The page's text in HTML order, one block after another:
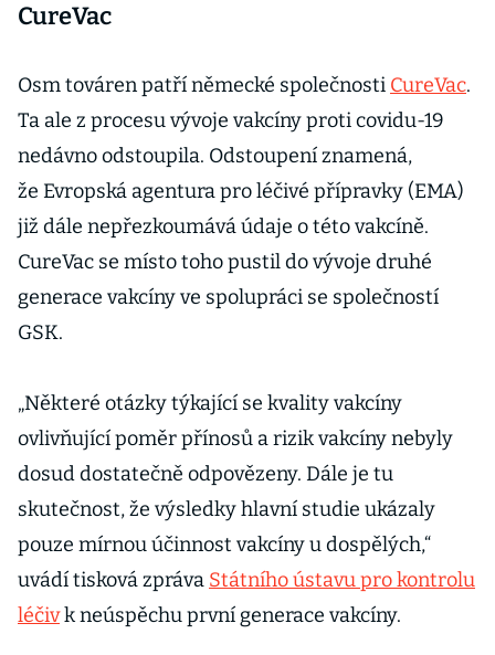
CureVac
Osm továren patří německé společnosti CureVac.
Ta ale z procesu vývoje vakcíny proti covidu-19
nedávno odstoupila. Odstoupení znamená,
že Evropská agentura pro léčivé přípravky (EMA)
již dále nepřezkoumává údaje o této vakcíně.
CureVac se místo toho pustil do vývoje druhé
generace vakcíny ve spolupráci se společností
GSK.
„Některé otázky týkající se kvality vakcíny
ovlivňující poměr přínosů a rizik vakcíny nebyly
dosud dostatečně odpovězeny. Dále je tu
skutečnost, že výsledky hlavní studie ukázaly
pouze mírnou účinnost vakcíny u dospělých,“
uvádí tisková zpráva Státního ústavu pro kontrolu
léčivk neúspěchu první generace vakcíny.